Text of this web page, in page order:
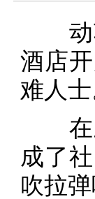
动车
酒店
难人士
在三
成了
吹拉弹